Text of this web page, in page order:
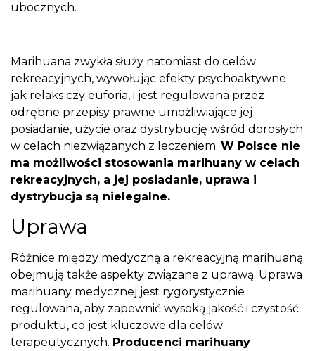
ubocznych.
Marihuana zwykła służy natomiast do celów
rekreacyjnych, wywołując efekty psychoaktywne
jak relaks czy euforia, i jest regulowana przez
odrębne przepisy prawne umożliwiające jej
posiadanie, użycie oraz dystrybucję wśród dorosłych
w celach niezwiązanych z leczeniem. W Polsce nie
ma możliwości stosowania marihuany w celach
rekreacyjnych, a jej posiadanie, uprawa i
dystrybucja są nielegalne.
Uprawa
Różnice między medyczną a rekreacyjną marihuaną
obejmują także aspekty związane z uprawą. Uprawa
marihuany medycznej jest rygorystycznie
regulowana, aby zapewnić wysoką jakość i czystość
produktu, co jest kluczowe dla celów
terapeutycznych. Producenci marihuany